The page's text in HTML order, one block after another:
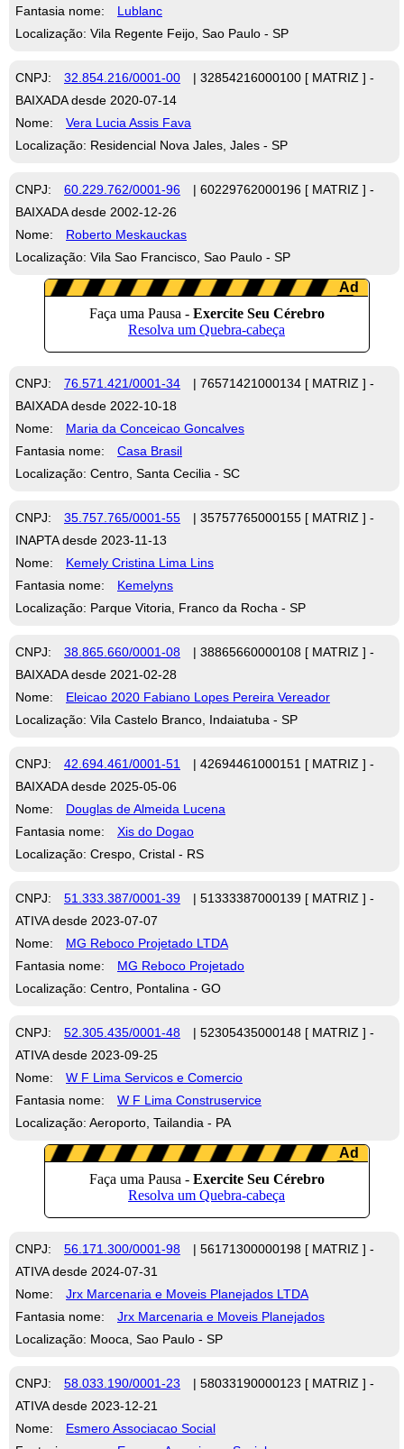
Fantasia nome:
Lublanc
Localização: Vila Regente Feijo, Sao Paulo - SP
CNPJ: 32.854.216/0001-00
| 32854216000100 [ MATRIZ ] -
BAIXADA desde 2020-07-14
Nome:
Vera Lucia Assis Fava
Localização: Residencial Nova Jales, Jales - SP
CNPJ: 60.229.762/0001-96
| 60229762000196 [ MATRIZ ] -
BAIXADA desde 2002-12-26
Nome:
Roberto Meskauckas
Localização: Vila Sao Francisco, Sao Paulo - SP
CNPJ: 76.571.421/0001-34
| 76571421000134 [ MATRIZ ] -
BAIXADA desde 2022-10-18
Nome:
Maria da Conceicao Goncalves
Fantasia nome:
Casa Brasil
Localização: Centro, Santa Cecilia - SC
CNPJ: 35.757.765/0001-55
| 35757765000155 [ MATRIZ ] -
INAPTA desde 2023-11-13
Nome:
Kemely Cristina Lima Lins
Fantasia nome:
Kemelyns
Localização: Parque Vitoria, Franco da Rocha - SP
CNPJ: 38.865.660/0001-08
| 38865660000108 [ MATRIZ ] -
BAIXADA desde 2021-02-28
Nome:
Eleicao 2020 Fabiano Lopes Pereira Vereador
Localização: Vila Castelo Branco, Indaiatuba - SP
CNPJ: 42.694.461/0001-51
| 42694461000151 [ MATRIZ ] -
BAIXADA desde 2025-05-06
Nome:
Douglas de Almeida Lucena
Fantasia nome:
Xis do Dogao
Localização: Crespo, Cristal - RS
CNPJ: 51.333.387/0001-39
| 51333387000139 [ MATRIZ ] -
ATIVA desde 2023-07-07
Nome:
MG Reboco Projetado LTDA
Fantasia nome:
MG Reboco Projetado
Localização: Centro, Pontalina - GO
CNPJ: 52.305.435/0001-48
| 52305435000148 [ MATRIZ ] -
ATIVA desde 2023-09-25
Nome:
W F Lima Servicos e Comercio
Fantasia nome:
W F Lima Construservice
Localização: Aeroporto, Tailandia - PA
CNPJ: 56.171.300/0001-98
| 56171300000198 [ MATRIZ ] -
ATIVA desde 2024-07-31
Nome:
Jrx Marcenaria e Moveis Planejados LTDA
Fantasia nome:
Jrx Marcenaria e Moveis Planejados
Localização: Mooca, Sao Paulo - SP
CNPJ: 58.033.190/0001-23
| 58033190000123 [ MATRIZ ] -
ATIVA desde 2023-12-21
Nome:
Esmero Associacao Social